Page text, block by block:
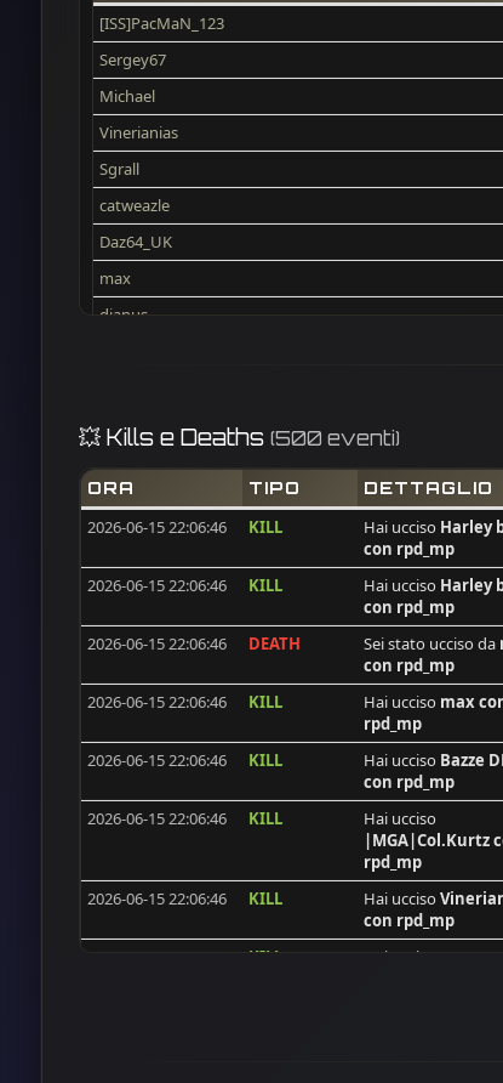
[ISS]PacMaN_123
Sergey67
Michael
Vinerianias
Sgrall
catweazle
Daz64_UK
max
djanus
NIKEDUKEN
desert-drifter
BAM
endurosuma
synshallere
PACO
[ISS]Trackerman
hamidosmanovic20
Pocholo69
Glikodin
Scarface
💥 Kills e Deaths (500 eventi)
ORA TIPO DETTAGLIO
2026-06-15 22:06:46 KILL Hai ucciso Harley
con rpd_mp
2026-06-15 22:06:46
KILL Hai ucciso Harley
con rpd_mp
2026-06-15 22:06:46
DEATH Sei stato ucciso da
con rpd_mp
2026-06-15 22:06:46
KILL Hai ucciso max
rpd_mp
2026-06-15 22:06:46
KILL Hai ucciso Bazze
con rpd_mp
2026-06-15 22:06:46
KILL
Hai ucciso
|MGA|Col.Kurtz
rpd_mp
2026-06-15 22:06:46
KILL Hai ucciso
con rpd_mp
KILL
Hai ucciso